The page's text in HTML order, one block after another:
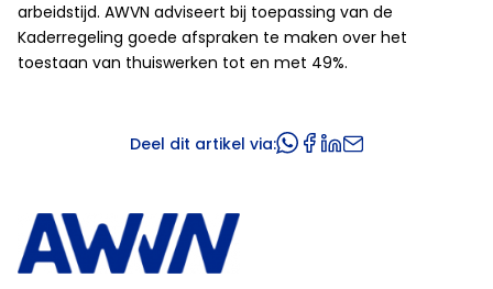
arbeidstijd. AWVN adviseert bij toepassing van de
Kaderregeling goede afspraken te maken over het
toestaan van thuiswerken tot en met 49%.
Deel dit artikel via: